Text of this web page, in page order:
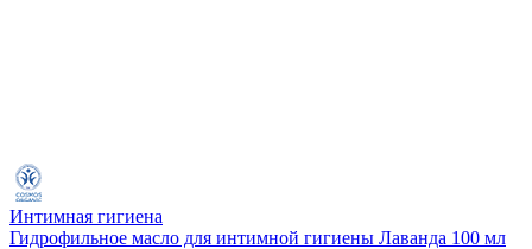
Интимная гигиена
Гидрофильное масло для интимной гигиены Лаванда 100 мл